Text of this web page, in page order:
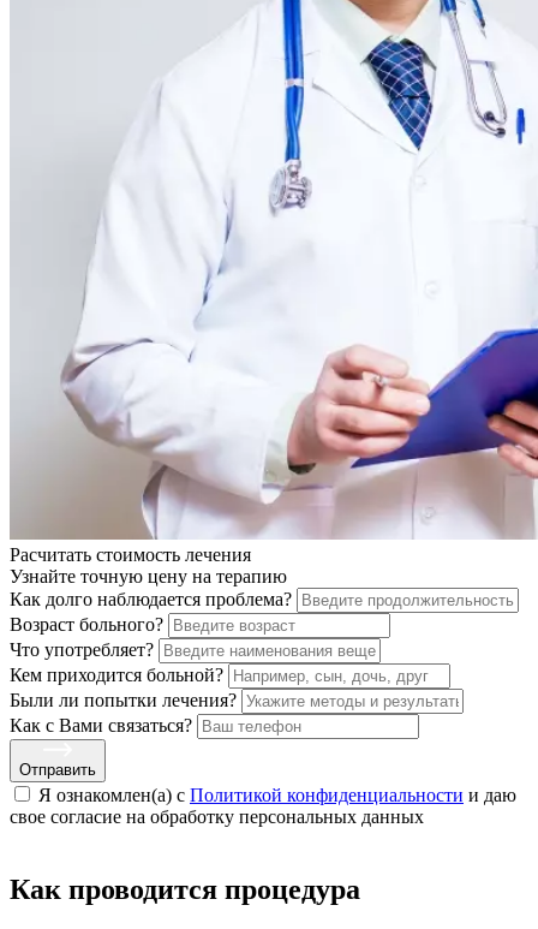
Расчитать стоимость лечения
Узнайте точную цену на терапию
Как долго наблюдается проблема?
Возраст больного?
Что употребляет?
Кем приходится больной?
Были ли попытки лечения?
Как с Вами связаться?
Отправить
Я ознакомлен(а) с Политикой конфиденциальности и даю
свое cогласие на обработку персональных данных
Как проводится процедура